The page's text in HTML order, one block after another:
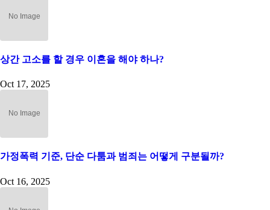
상간 고소를 할 경우 이혼을 해야 하나?
Oct 17, 2025
가정폭력 기준, 단순 다툼과 범죄는 어떻게 구분될까?
Oct 16, 2025